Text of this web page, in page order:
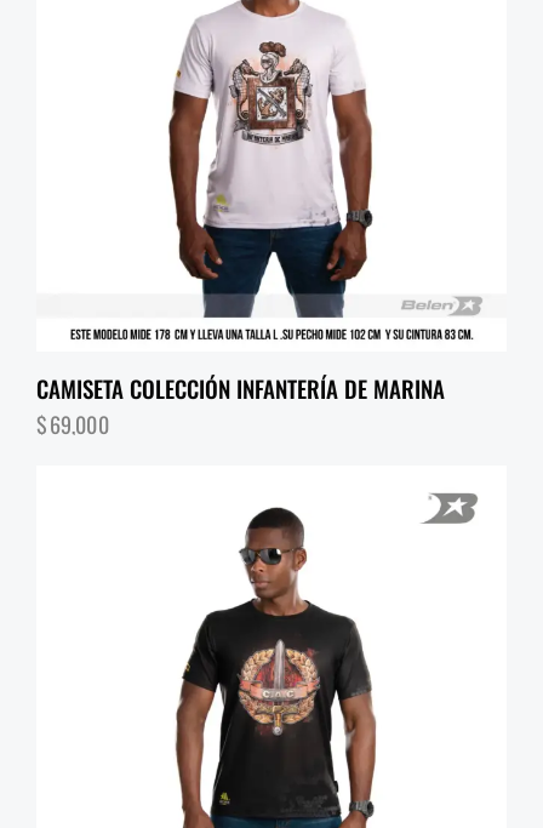
CAMISETA COLECCIÓN INFANTERÍA DE MARINA
$69,000